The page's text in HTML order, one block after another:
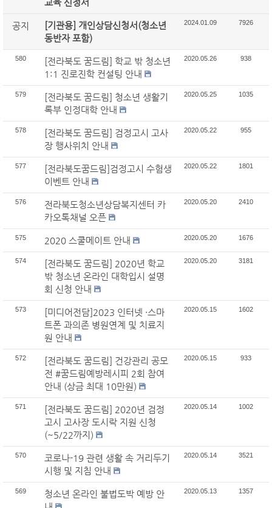
교육 신청서
공지
[기관용] 개인상담신청서(청소년
동반자 포함)
2024.01.09 7926
580
[전라북도 꿈드림] 학교 밖 청소년
1:1 진로진학 컨설팅 안내
2020.05.26 938
579
[전라북도 꿈드림] 청소년 생활기
록부 인정대학 안내
2020.05.25 1035
578
[전라북도 꿈드림] 검정고시 고사
장 행사위치 안내
2020.05.22 955
577
[전라북도꿈드림]검정고시 수험생
이벤트 안내
2020.05.22 1801
576
전라북도청소년상담복지센터 카
카오톡채널 오픈
2020.05.20 2410
575 2020 스쿨메이트 안내 2020.05.20 1676
574
[전라북도 꿈드림] 2020년 학교
밖 청소년 온라인 대학입시 설명
회 신청 안내
2020.05.20 3181
573
[미디어전담]2023 인터넷 ·스마
트폰 과의존 병원연계 및 치료지
원 안내
2020.05.15 1602
572
[전라북도 꿈드림] 건강관리 공모
전 #꿈드림예방레시피 2회 참여
안내 (상금 최대 10만원)
2020.05.15 933
571
[전라북도 꿈드림] 2020년 검정
고시 고사장 도시락 지원 신청
(~5/22까지)
2020.05.14 1002
570
코로나-19 관련 생활 속 거리두기
시행 및 지침 안내
2020.05.14 3521
569
청소년 온라인 불법도박 예방 안
2020.05.13 1357